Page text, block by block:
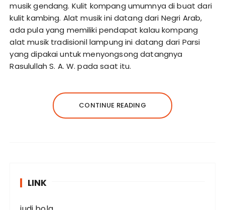
musik gendang. Kulit kompang umumnya di buat dari
kulit kambing. Alat musik ini datang dari Negri Arab,
ada pula yang memiliki pendapat kalau kompang
alat musik tradisionil lampung ini datang dari Parsi
yang dipakai untuk menyongsong datangnya
Rasulullah S. A. W. pada saat itu.
CONTINUE READING
LINK